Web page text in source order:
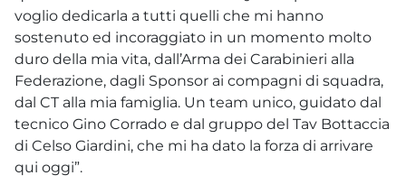
voglio dedicarla a tutti quelli che mi hanno
sostenuto ed incoraggiato in un momento molto
duro della mia vita, dall’Arma dei Carabinieri alla
Federazione, dagli Sponsor ai compagni di squadra,
dal CT alla mia famiglia. Un team unico, guidato dal
tecnico Gino Corrado e dal gruppo del Tav Bottaccia
di Celso Giardini, che mi ha dato la forza di arrivare
qui oggi”.